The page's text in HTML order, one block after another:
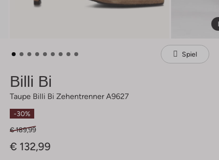
Spiel
Billi Bi
Taupe Billi Bi Zehentrenner A9627
-30%
€ 189,99
€ 132,99